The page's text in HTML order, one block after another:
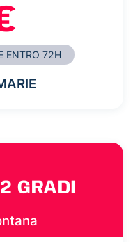
ENTRO 72H
GRADI